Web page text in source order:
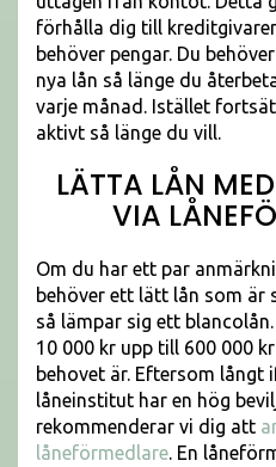
förhålla dig till
behöver pengar. Du
nya lån så länge du
varje månad. Istället
aktivt så länge du vill.
LÄTTA LÅN
VIA
Om du har ett par
behöver ett lätt lån som är
så lämpar sig ett
10 000 kr upp till 600 000
behovet är. Eftersom långt
låneinstitut har en hög
rekommenderar vi dig att
låneförmedlare. En